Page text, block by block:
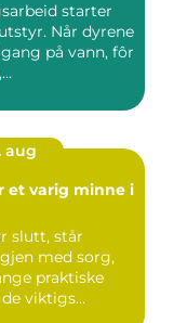
starter
Når dyrene
på vann, fôr
aug
i
slutt, står
med sorg,
praktiske
viktigs...